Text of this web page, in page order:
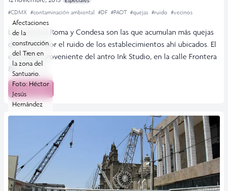
#CDMX #contaminación ambiental #DF #PAOT #quejas #ruido #vecinos
Las colonias Roma y Condesa son las que acumulan más quejas
de vecinos por el ruido de los establecimientos ahí ubicados. El
escándalo proveniente del antro Ink Studio, en la calle Frontera
88, en la […]
Leer más
Afectaciones
de la
construcción
del Tren en
la zona del
Santuario.
Foto: Héctor
Jesús
Hernández